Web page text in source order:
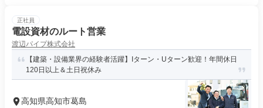
正社員
電設資材のルート営業
渡辺パイプ株式会社
【建築・設備業界の経験者活躍】Iターン・Uターン歓迎！年間休日
120日以上＆土日祝休み
高知県高知市葛島